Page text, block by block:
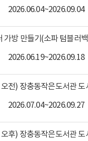
2026.06.04~2026.09.04
2026.06.19~2026.09.18
2026.07.04~2026.09.27